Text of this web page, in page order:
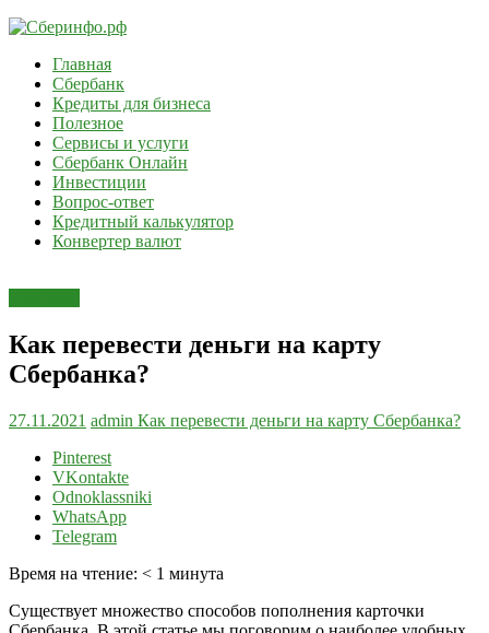
Skip
content
Сберинфо.рф
Информация
Сбербанк
других
банках
Главная
Сбербанк
Кредиты для бизнеса
Полезное
Сервисы и услуги
Сбербанк Онлайн
Инвестиции
Вопрос-ответ
Кредитный калькулятор
Конвертер валют
Как перевести деньги на карту
Сбербанка?
27.11.2021 admin Как перевести деньги на карту Сбербанка?
Pinterest
VKontakte
Odnoklassniki
WhatsApp
Telegram
Время на чтение: < 1 минута
Существует множество способов пополнения карточки